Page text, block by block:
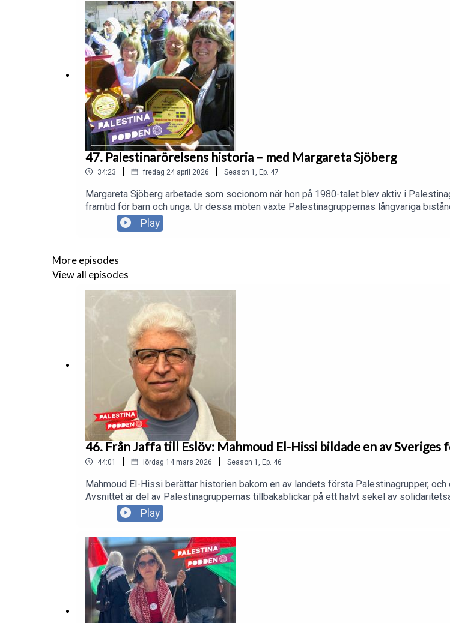
47. Palestinarörelsens historia – med Margareta Sjöberg
34:23 | fredag 24 april 2026 | Season 1 Ep. 47
Margareta Sjöberg arbetade som socionom när hon på 1980-talet blev aktiv i
framtid för barn och unga. Ur dessa möten växte Palestinagruppernas långvariga
genom åren formulerades under de första resorna: Glada barn blir starka människor.
överlevnad, utan om glädje, värdighet och hopp.
Play
More episodes
View all episodes
46. Från Jaffa till Eslöv: Mahmoud El-Hissi bildade en av
44:01 | lördag 14 mars 2026 | Season 1 Ep. 46
Mahmoud El-Hissi berättar historien bakom en av landets första Palestinagrupper,
Avsnittet är del av Palestinagruppernas tillbakablickar på ett halvt sekel av
Play